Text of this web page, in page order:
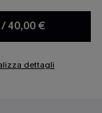
/ 40,00 €
dettagli